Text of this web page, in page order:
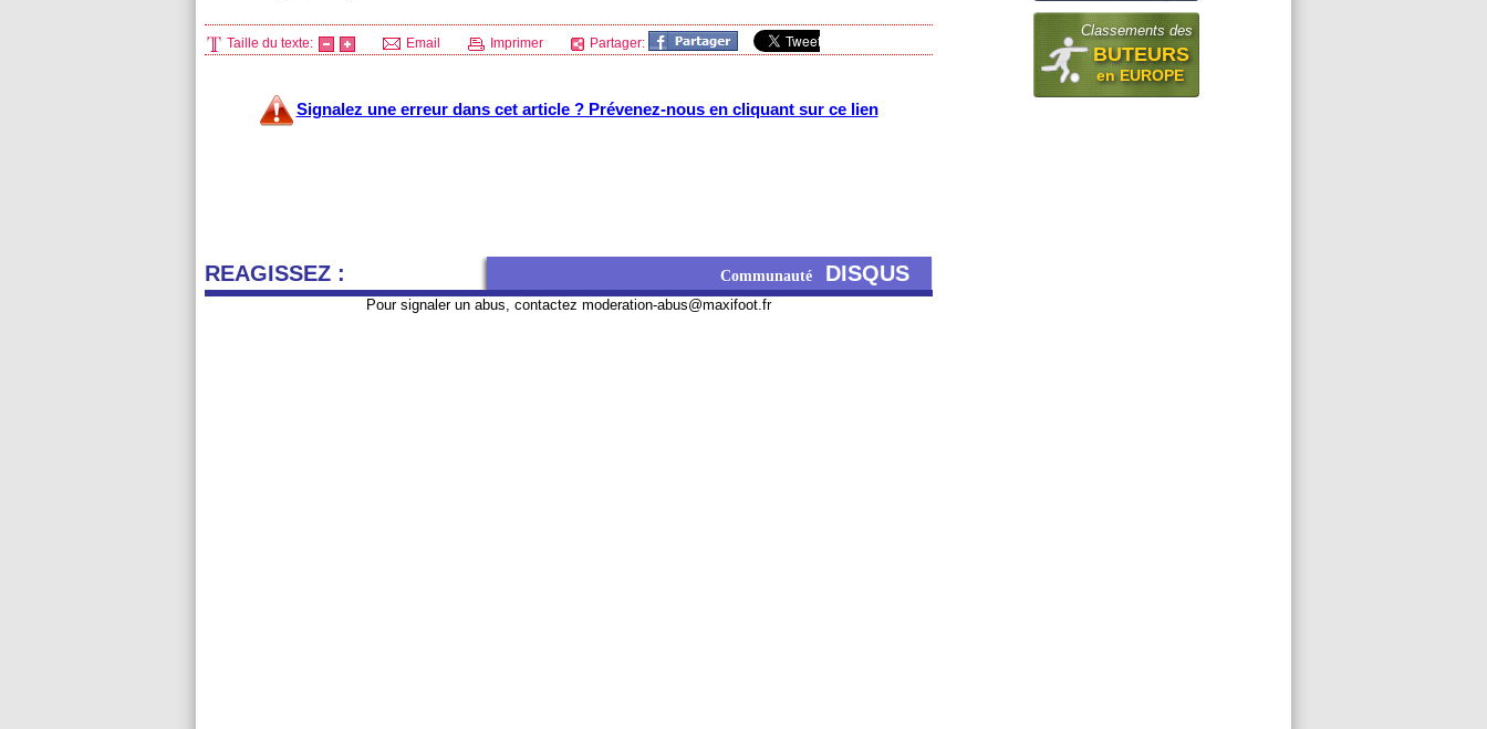
Taille du texte: Email Imprimer Partager:
Signalez une erreur dans cet article ? Prévenez-nous en cliquant sur ce lien
REAGISSEZ : Communauté DISQUS
Pour signaler un abus, contactez moderation-abus@maxifoot.fr
Classements des
BUTEURS
en EUROPE